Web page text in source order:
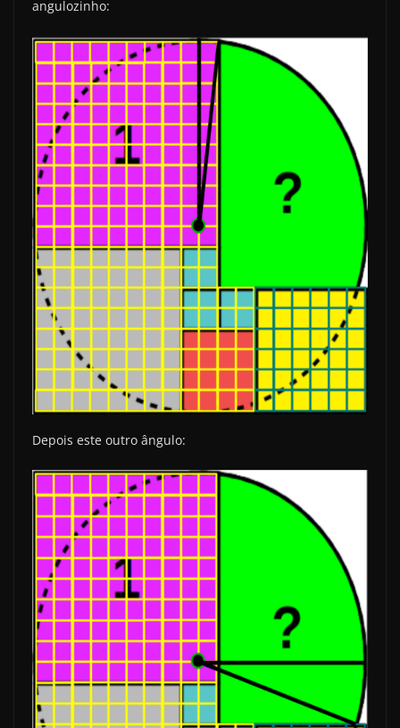
angulozinho:
Depois este outro ângulo: